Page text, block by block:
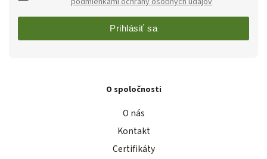
Prihlásiť sa
O spoločnosti
O nás
Kontakt
Certifikáty